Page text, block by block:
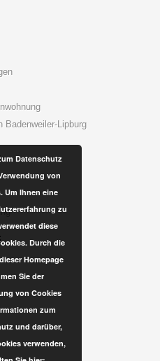
Badenweiler-Lipburg
Datenschutz
von
Um Ihnen eine
zu
diese
Durch die
Homepage
Sie der
von Cookies
zum
und darüber,
verwenden,